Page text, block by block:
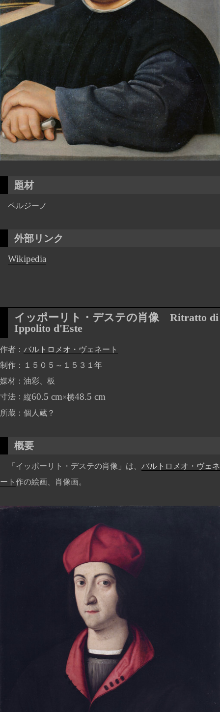
題材
ペルジーノ
外部リンク
Wikipedia
イッポーリト・デステの肖像 Ritratto di
Ippolito d'Este
作者
バルトロメオ・ヴェネート
制作
１５０５～１５３１年
媒材
油彩、板
寸法
縦60.5 cm×横48.5 cm
所蔵 個人蔵？
概要
「イッポーリト・デステの肖像」は、 バルトロメオ・ヴェネ
ート 作の絵画、肖像画。